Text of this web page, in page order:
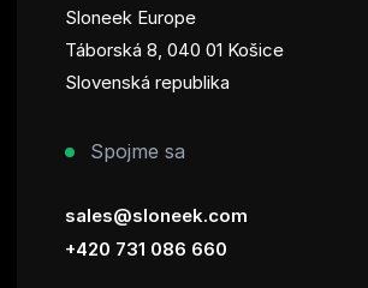
Sloneek Europe
Táborská 8, 040 01 Košice
Slovenská republika
Spojme sa
sales@sloneek.com
+420 731 086 660